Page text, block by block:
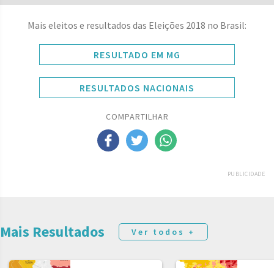
Mais eleitos e resultados das Eleições 2018 no Brasil:
RESULTADO EM MG
RESULTADOS NACIONAIS
COMPARTILHAR
PUBLICIDADE
Mais Resultados Ver todos +